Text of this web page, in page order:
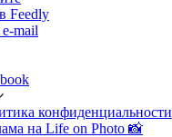
Feedly
mail
конфиденциальности
на Life on Photo 📸